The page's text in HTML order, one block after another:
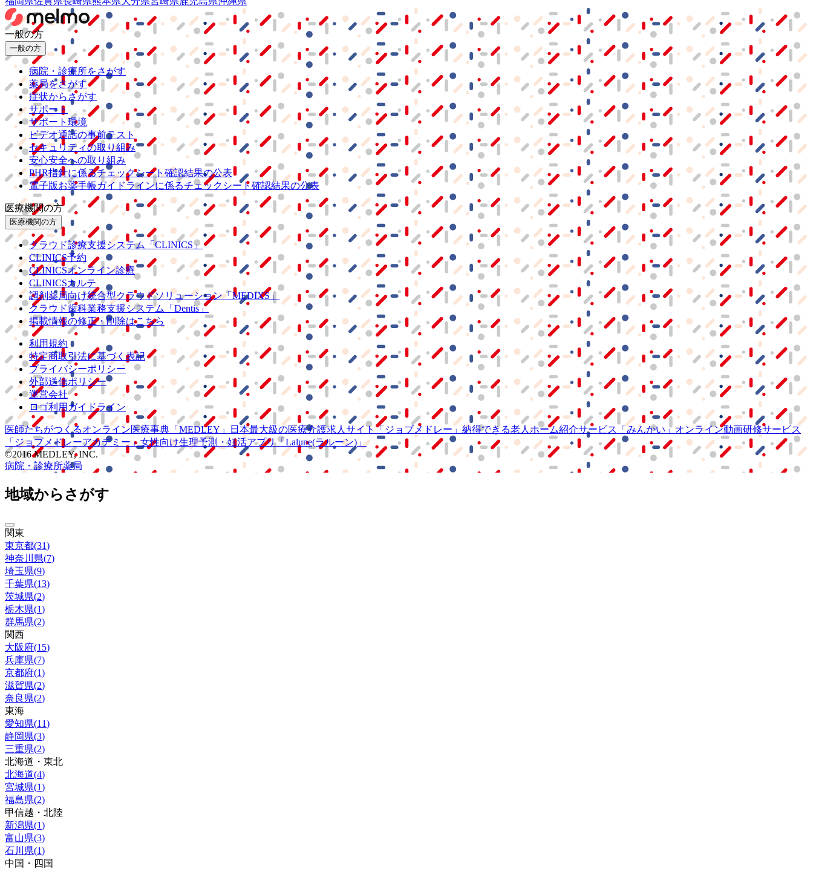
一般の方
一般の方
病院・診療所をさがす
薬局をさがす
症状からさがす
サポート
サポート環境
ビデオ通話の事前テスト
セキュリティの取り組み
安心安全への取り組み
PHR指針に係るチェックシート確認結果の公表
電子版お薬手帳ガイドラインに係るチェックシート確認結果の公表
医療機関の方
医療機関の方
クラウド診療支援システム
「CLINICS」
CLINICS予約
CLINICSオンライン診療
CLINICSカルテ
調剤薬局向け統合型クラウドソリューション「MEDIXS」
クラウド歯科業務支援システム
「Dentis」
掲載情報の修正・削除はこちら
利用規約
特定商取引法に基づく表記
プライバシーポリシー
外部送信ポリシー
運営会社
ロゴ利用ガイドライン
医師たちがつくるオンライン医療事典 「MEDLEY」 日本最大級の医療介護求人サイト 「ジョブメドレー」 納得できる老人ホーム紹介サービス 「みんかい」 オンライン動画研修サービス
「ジョブメドレーアカデミー」 女性向け生理予測・妊活アプリ「Lalune(ラルーン)」
©2016 MEDLEY, INC.
病院・診療所薬局
地域からさがす
関東
東京都(31)
神奈川県(7)
埼玉県(9)
千葉県(13)
茨城県(2)
栃木県(1)
群馬県(2)
関西
大阪府(15)
兵庫県(7)
京都府(1)
滋賀県(2)
奈良県(2)
東海
愛知県(11)
静岡県(3)
三重県(2)
北海道・東北
北海道(4)
宮城県(1)
福島県(2)
甲信越・北陸
新潟県(1)
富山県(3)
石川県(1)
中国・四国